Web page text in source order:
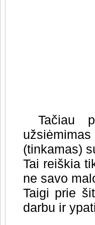
Tačiau
(tinkamas)
Tai reiškia
ne savo
Taigi prie
darbu ir